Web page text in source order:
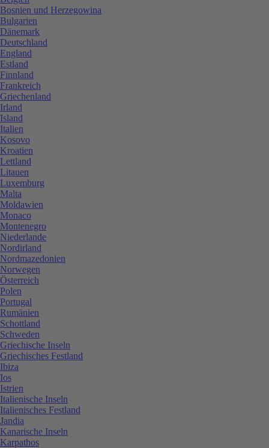
Bosnien und Herzegowina
Bulgarien
Dänemark
Deutschland
England
Estland
Finnland
Frankreich
Griechenland
Irland
Island
Italien
Kosovo
Kroatien
Lettland
Litauen
Luxemburg
Malta
Moldawien
Monaco
Montenegro
Niederlande
Nordirland
Nordmazedonien
Norwegen
Österreich
Polen
Portugal
Rumänien
Schottland
Schweden
Griechische Inseln
Griechisches Festland
Ibiza
Ios
Istrien
Italienische Inseln
Italienisches Festland
Jandia
Kanarische Inseln
Karpathos